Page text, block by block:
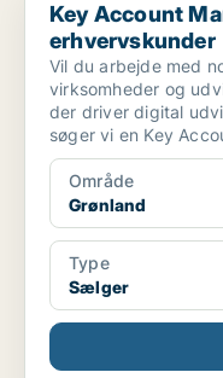
Key Account
erhvervskunder
Vil du arbejde med
virksomheder og
der driver digital
søger vi en Key
Område
Grønland
Type
Sælger